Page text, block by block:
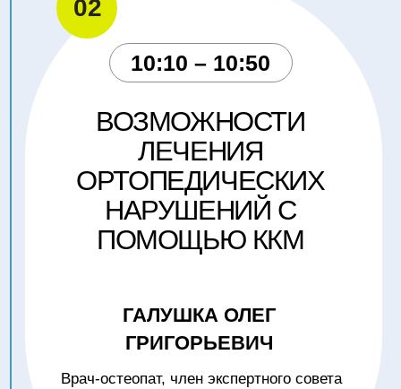
Иглотерапевт по Нэй Цзин